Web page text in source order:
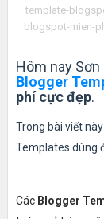
template-
blogspot-mien-
Hôm nay
Blogger
phí cực đẹp.
Trong bài viết
Templates dùng
Các Blogger